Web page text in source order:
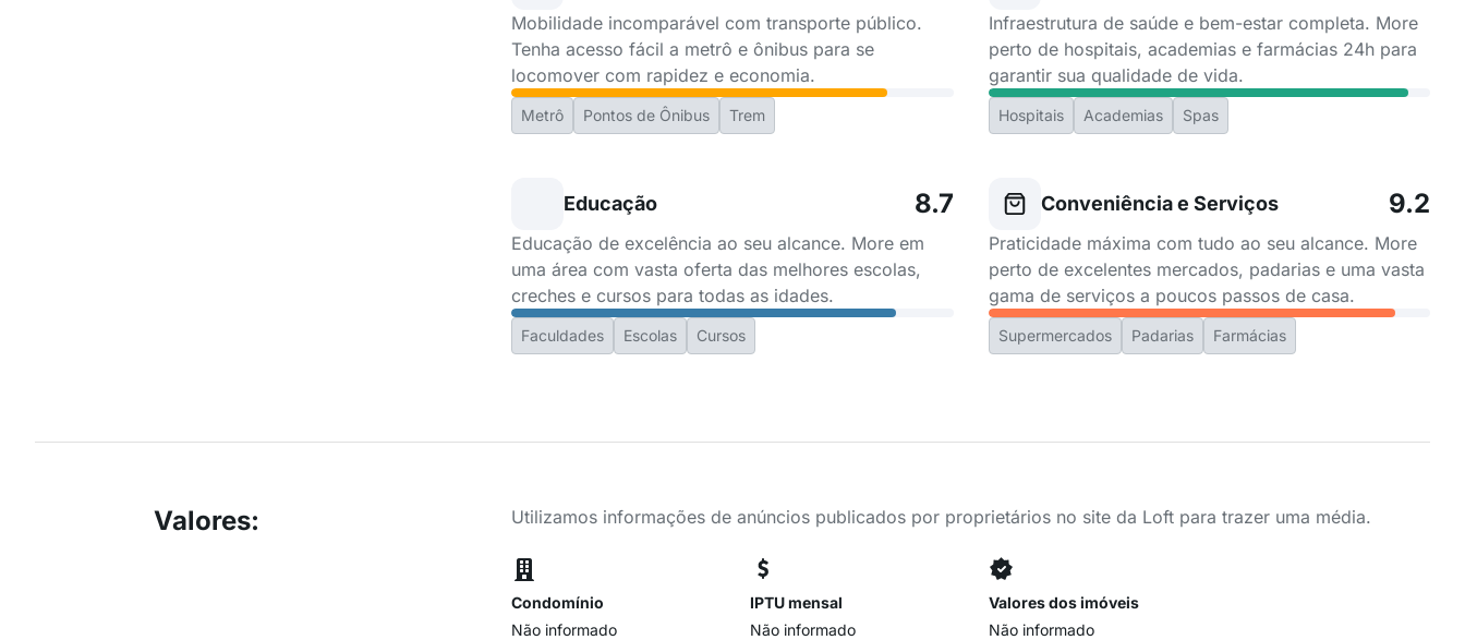
Mobilidade incomparável com transporte público.
Tenha acesso fácil a metrô e ônibus para se
locomover com rapidez e economia.
Metrô Pontos de Ônibus Trem
Infraestrutura de saúde e bem-estar completa. More
perto de hospitais, academias e farmácias 24h para
garantir sua qualidade de vida.
Hospitais Academias Spas
Educação 8.7
Educação de excelência ao seu alcance. More em
uma área com vasta oferta das melhores escolas,
creches e cursos para todas as idades.
Faculdades Escolas Cursos
Conveniência e Serviços 9.2
Praticidade máxima com tudo ao seu alcance. More
perto de excelentes mercados, padarias e uma vasta
gama de serviços a poucos passos de casa.
Supermercados Padarias Farmácias
Valores: Utilizamos informações de anúncios publicados por proprietários no site da Loft para trazer uma média.
Condomínio
Não informado
IPTU mensal
Não informado
Valores dos imóveis
Não informado